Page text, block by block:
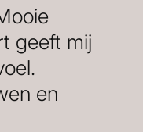
geeft mij
en